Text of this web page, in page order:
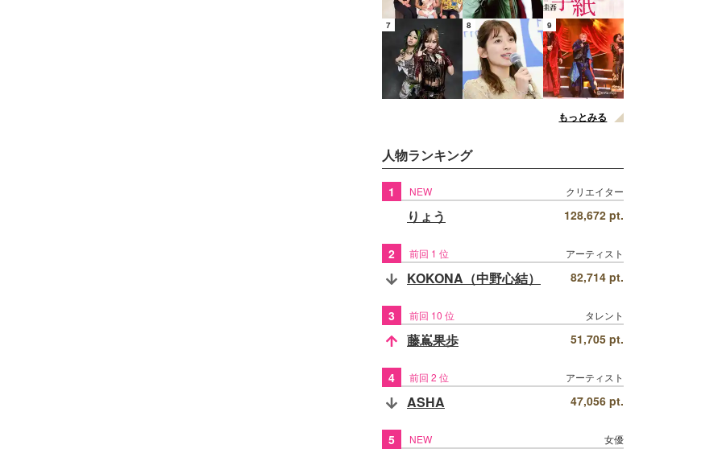
7 8 9
もっとみる
人物ランキング
1 NEW クリエイター
りょう 128,672 pt.
2 前回 1 位 アーティスト
KOKONA（中野心結） 82,714 pt.
3 前回 10 位 タレント
藤嶌果歩 51,705 pt.
4 前回 2 位 アーティスト
ASHA 47,056 pt.
5 NEW 女優